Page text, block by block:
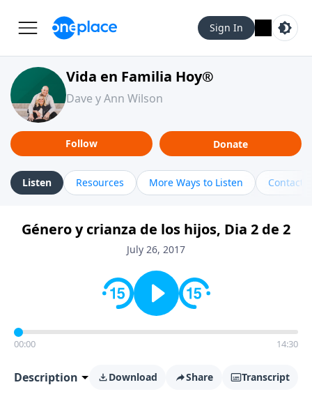
Sign In
Vida en Familia Hoy®
Dave y Ann Wilson
Follow Donate
Listen Resources More Ways to Listen Contact
Género y crianza de los hijos, Dia 2 de 2
July 26, 2017
00:00 14:30
Description Download Share Transcript